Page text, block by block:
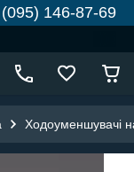
146-87-69
Ходоуменшувачі